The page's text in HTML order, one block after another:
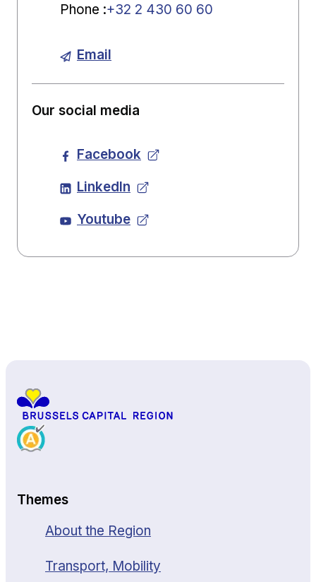
Phone :+32 2 430 60 60
Email
Our social media
Facebook
LinkedIn
Youtube
Themes
About the Region
Transport, Mobility